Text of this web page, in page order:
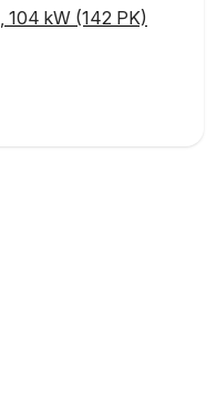
, 104 kW (142 PK)